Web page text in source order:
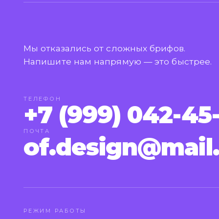
Мы отказались от сложных брифов.
Напишите нам напрямую — это быстрее.
ТЕЛЕФОН
+7 (999) 042-
ПОЧТА
РЕЖИМ РАБОТЫ